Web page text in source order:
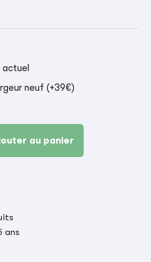
neuf (+39€)
au panier
ans